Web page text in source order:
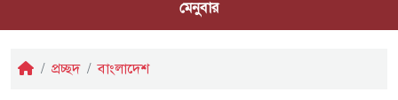
মেনুবার
প্রচ্ছদ বাংলাদেশ